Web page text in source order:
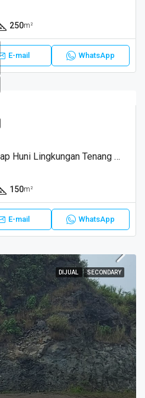
250m²
E-mail WhatsApp
Dijual Rumah Nyaman Siap Huni Lingkungan Tenang Dan Sejuk Jl Eceng Lingkar Selatan Lengkong Bandung
150m²
E-mail WhatsApp
DIJUAL SECONDARY